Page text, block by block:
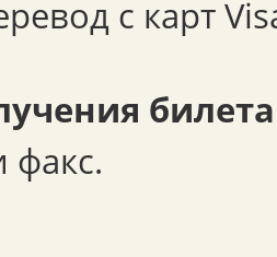
с карт
билета
факс.